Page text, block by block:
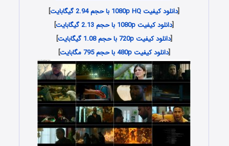
[دانلود کیفیت 1080p HQ با حجم 2.94 گیگابایت
]
[دانلود کیفیت 1080p با حجم 2.13 گیگابایت
]
[دانلود کیفیت 720p با حجم 1.08 گیگابایت
]
[دانلود کیفیت 480p با حجم 795 مگابایت ]